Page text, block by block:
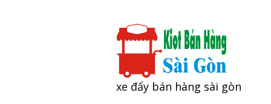
xe đẩy bán hàng sài gòn